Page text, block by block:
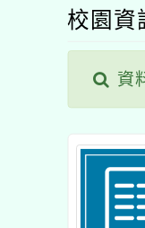
校園資
資